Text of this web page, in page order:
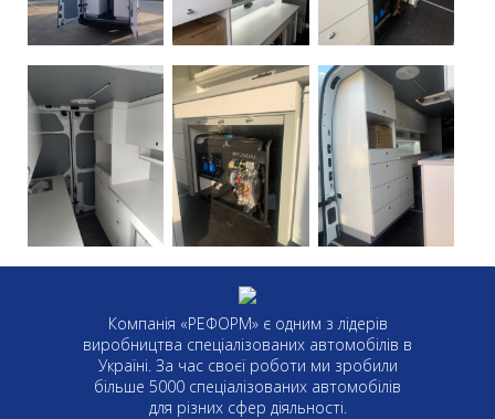
Компанія «РЕФОРМ» є одним з лідерів
виробництва спеціалізованих автомобілів в
Україні. За час своєї роботи ми зробили
більше 5000 спеціалізованих автомобілів
для різних сфер діяльності.